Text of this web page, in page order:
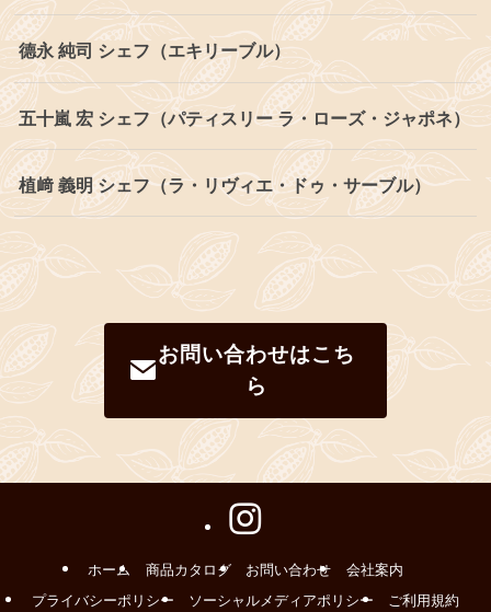
德永 純司 シェフ（エキリーブル）
五十嵐 宏 シェフ（パティスリー ラ・ローズ・ジャポネ）
植﨑 義明 シェフ（ラ・リヴィエ・ドゥ・サーブル）
お問い合わせはこち
ら
ホーム 商品カタログ お問い合わせ
会社案内
プライバシーポリシー
ソーシャルメディアポリシー ご利用規約